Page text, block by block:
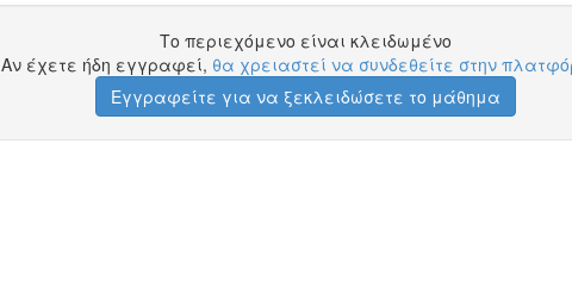
Το περιεχόμενο είναι κλειδωμένο
Αν έχετε ήδη εγγραφεί, θα χρειαστεί να συνδεθείτε στην
Εγγραφείτε για να ξεκλειδώσετε το μάθημα